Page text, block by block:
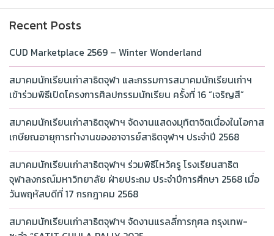
Recent Posts
CUD Marketplace 2569 – Winter Wonderland
สมาคมนักเรียนเก่าสาธิตจุฬา และกรรมการสมาคมนักเรียนเก่าฯ
เข้าร่วมพิธีเปิดโครงการศิลปกรรมนักเรียน ครั้งที่ 16 “เจริญสี”
สมาคมนักเรียนเก่าสาธิตจุฬาฯ จัดงานแสดงมุทิตาจิตเนื่องในโอกาส
เกษียณอายุการทำงานของอาจารย์สาธิตจุฬาฯ ประจำปี 2568
สมาคมนักเรียนเก่าสาธิตจุฬาฯ ร่วมพิธีไหว้ครู โรงเรียนสาธิต
จุฬาลงกรณ์มหาวิทยาลัย ฝ่ายประถม ประจำปีการศึกษา 2568 เมื่อ
วันพฤหัสบดีที่ 17 กรกฎาคม 2568
สมาคมนักเรียนเก่าสาธิตจุฬาฯ จัดงานแรลลี่การกุศล กรุงเทพ-